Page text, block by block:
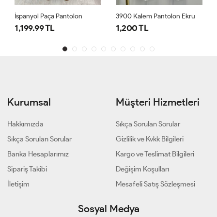
Paça Pantolon
TL
3900 Kalem Pantolon Ekru
1,200 TL
Kurumsal
Hakkımızda
Sıkça Sorulan Sorular
Banka Hesaplarımız
Sipariş Takibi
İletişim
Müşteri Hizmetleri
Sıkça Sorulan Sorular
Gizlilik ve Kvkk Bilgileri
Kargo ve Teslimat Bilgileri
Değişim Koşulları
Mesafeli Satış Sözleşmesi
Sosyal Medya